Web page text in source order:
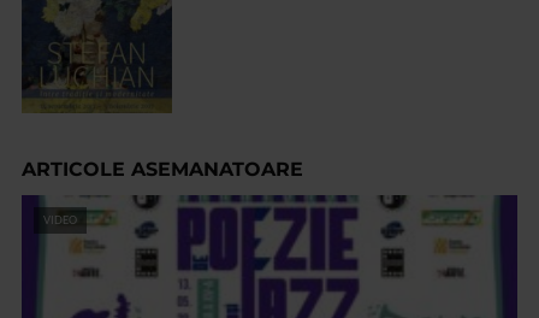
ARTICOLE ASEMANATOARE
VIDEO